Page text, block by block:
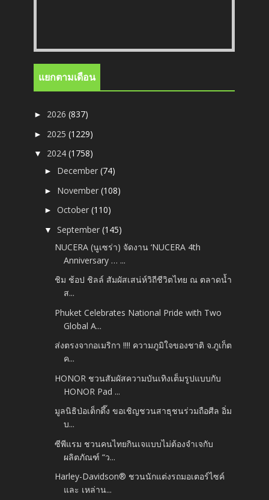
แยกตามเดือน
► 2026(837)
► 2025(1229)
▼ 2024(1758)
► December(74)
► November(108)
►October(110)
▼September(145)
NUCERA (นูเซร่า) จัดงาน ‘NUCERA 4th
Anniversary … ...
ชิม ช้อป ชิลล์ สัมผัสเสน่ห์วิถีชีวิตไทย ณ ตลาดน้ำ
ส...
Phuket Celebrates National Pride with Two
Global A...
ส่งตรงจากอเมริกา !!!! ความภูมิใจของชาติ จ.ภูเก็ต
ค...
HONOR ชวนสัมผัสความบันเทิงเต็มรูปแบบกับ
HONOR Pad ...
มูลนิธิป่อเต็กตึ๊ง ขอเชิญชวนสาธุชนร่วมถือศีล อิ่ม
บ...
ซีพีแรม ชวนคนไทยกินเจแบบไม่ต้องจำเจกับ
ผลิตภัณฑ์ “ว...
Harley-Davidson® ชวนนักแต่งรถมอเตอร์ไซค์
และ เหล่าน...